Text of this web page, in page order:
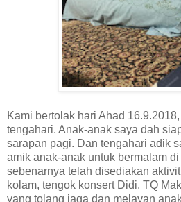
Kami bertolak hari Ahad
tengahari. Anak-anak saya dah
sarapan pagi. Dan tengahari adik
amik anak-anak untuk bermalam
sebenarnya telah disediakan
kolam, tengok konsert Didi. TQ
yang tolang jaga dan melayan